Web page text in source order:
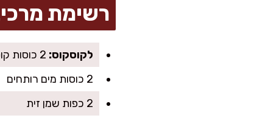
רשימת
לקוסקוס:
2 כוסות מים רותחים
2 כפות שמן זית